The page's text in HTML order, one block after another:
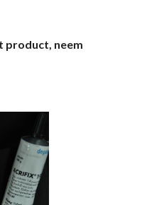
product, neem